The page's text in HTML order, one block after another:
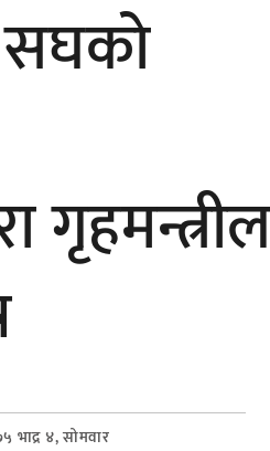
सघकाे
भाद्र ४, सोमवार